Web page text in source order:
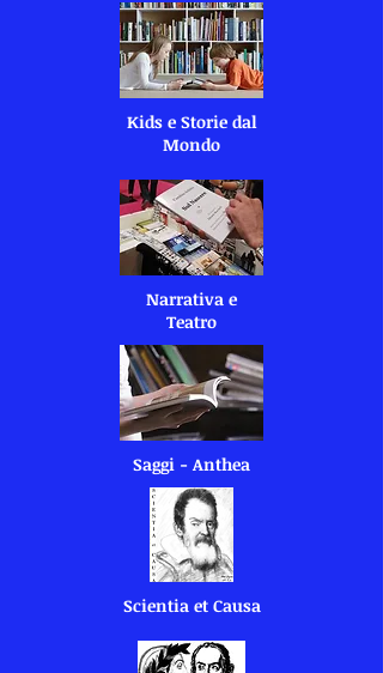
Kids e Storie dal
Mondo
Narrativa e
Teatro
Saggi - Anthea
Scientia et Causa